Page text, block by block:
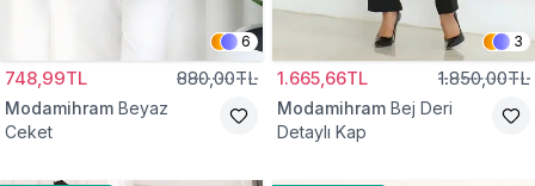
6
748,99TL 880,00TL
Modamihram Beyaz
Ceket
3
1.665,66TL 1.850,00TL
Modamihram Bej Deri
Detaylı Kap